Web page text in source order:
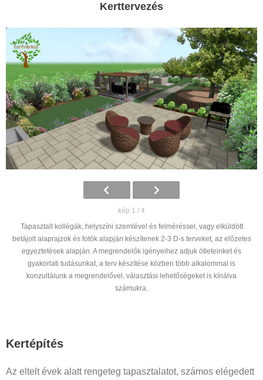
Kerttervezés
kép 1 / 4
Tapasztalt kollégák, helyszíni szemlével és felméréssel, vagy elküldött
betájolt alaprajzok és fotók alapján készítenek 2-3 D-s terveket, az előzetes
egyeztetések alapján. A megrendelők igényeihez adjuk ötleteinket és
gyakorlati tudásunkat, a terv készítése közben több alkalommal is
konzultálunk a megrendelővel, választási lehetőségeket is kínálva
számukra.
Kertépítés
Az eltelt évek alatt rengeteg tapasztalatot, számos elégedett